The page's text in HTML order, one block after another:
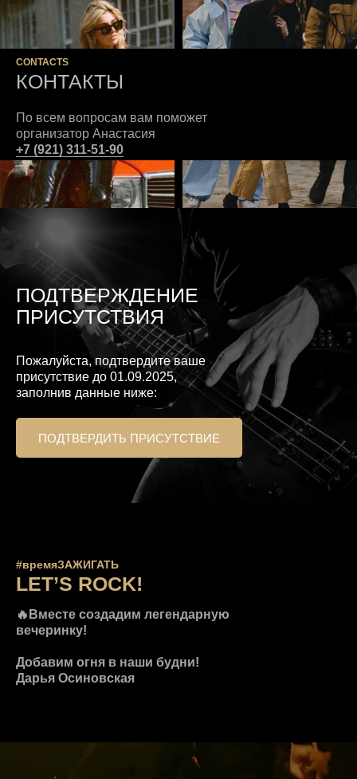
КОНТАКТЫ
CONTACTS
По всем вопросам вам поможет
организатор Анастасия
+7 (921) 311-51-90
ПОДТВЕРЖДЕНИЕ
ПРИСУТСТВИЯ
Пожалуйста, подтвердите ваше
присутствие до 01.09.2025,
заполнив данные ниже:
ПОДТВЕРДИТЬ ПРИСУТСТВИЕ
LET’S ROCK!
#времяЗАЖИГАТЬ
🔥Вместе создадим легендарную
вечеринку!
Добавим огня в наши будни!
Дарья Осиновская